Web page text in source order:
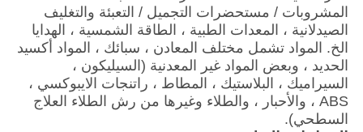
المشروبات / مستحضرات التجميل / التعبئة والتغليف
الصيدلانية ، المعدات الطبية ، الطاقة الشمسية ، الهدايا
الخ. المواد تشمل مختلف المعادن ، سبائك ، المواد أكسيد
الحديد ، وبعض المواد غير المعدنية (السيليكون ،
السيراميك ، البلاستيك ، المطاط ، راتنجات الايبوكسي ،
ABS ، والأحبار ، والطلاء وغيرها من رش الطلاء العلاج
السطحي).